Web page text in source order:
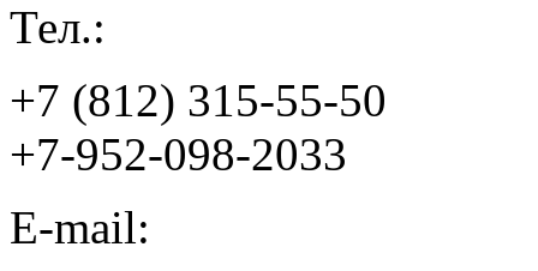
Тел.:
+7 (812) 315-55-50
+7-952-098-2033
E-mail: